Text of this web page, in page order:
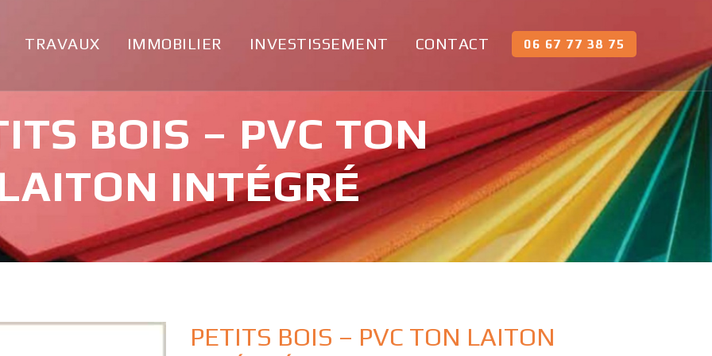
TRAVAUX IMMOBILIER INVESTISSEMENT CONTACT 06 67 77 38 75
BOIS – PVC TON
INTÉGRÉ
PETITS BOIS – PVC TON LAITON